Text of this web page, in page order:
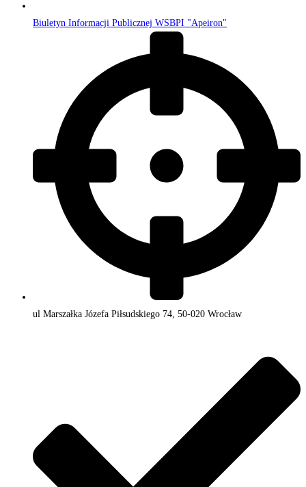
Biuletyn Informacji Publicznej WSBPI "Apeiron"
ul Marszałka Józefa Piłsudskiego 74, 50-020 Wrocław